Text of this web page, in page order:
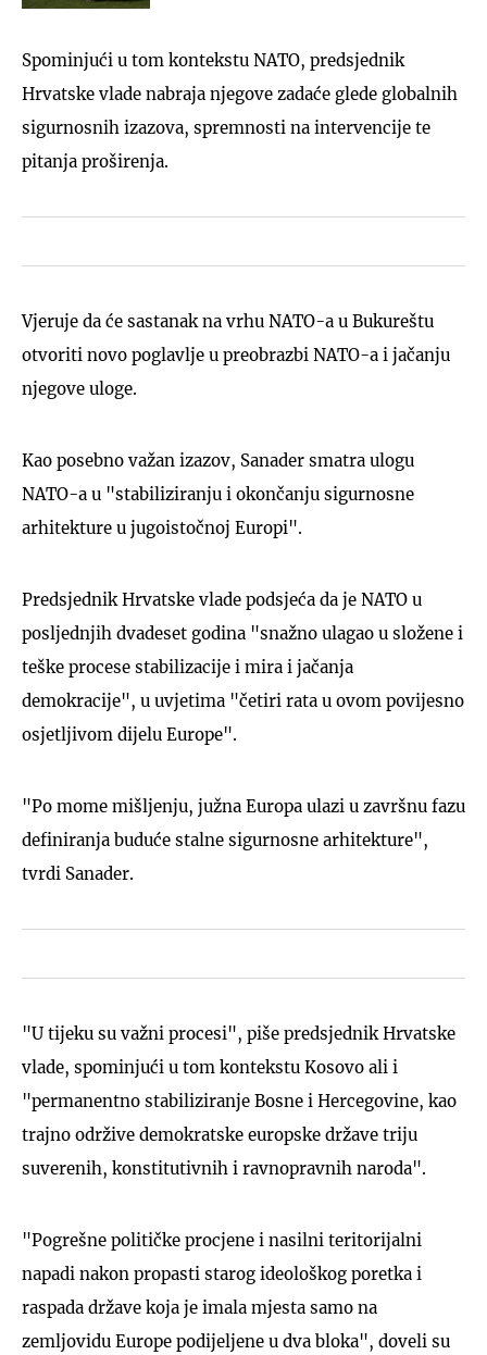
Spominjući u tom kontekstu NATO, predsjednik
Hrvatske vlade nabraja njegove zadaće glede globalnih
sigurnosnih izazova, spremnosti na intervencije te
pitanja proširenja.
Vjeruje da će sastanak na vrhu NATO-a u Bukureštu
otvoriti novo poglavlje u preobrazbi NATO-a i jačanju
njegove uloge.
Kao posebno važan izazov, Sanader smatra ulogu
NATO-a u "stabiliziranju i okončanju sigurnosne
arhitekture u jugoistočnoj Europi".
Predsjednik Hrvatske vlade podsjeća da je NATO u
posljednjih dvadeset godina "snažno ulagao u složene i
teške procese stabilizacije i mira i jačanja
demokracije", u uvjetima "četiri rata u ovom povijesno
osjetljivom dijelu Europe".
"Po mome mišljenju, južna Europa ulazi u završnu fazu
definiranja buduće stalne sigurnosne arhitekture",
tvrdi Sanader.
"U tijeku su važni procesi", piše predsjednik Hrvatske
vlade, spominjući u tom kontekstu Kosovo ali i
"permanentno stabiliziranje Bosne i Hercegovine, kao
trajno održive demokratske europske države triju
suverenih, konstitutivnih i ravnopravnih naroda".
"Pogrešne političke procjene i nasilni teritorijalni
napadi nakon propasti starog ideološkog poretka i
raspada države koja je imala mjesta samo na
zemljovidu Europe podijeljene u dva bloka", doveli su